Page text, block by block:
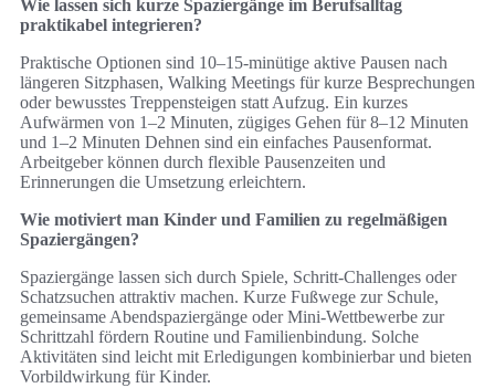
Wie lassen sich kurze Spaziergänge im Berufsalltag
praktikabel integrieren?
Praktische Optionen sind 10–15‑minütige aktive Pausen nach
längeren Sitzphasen, Walking Meetings für kurze Besprechungen
oder bewusstes Treppensteigen statt Aufzug. Ein kurzes
Aufwärmen von 1–2 Minuten, zügiges Gehen für 8–12 Minuten
und 1–2 Minuten Dehnen sind ein einfaches Pausenformat.
Arbeitgeber können durch flexible Pausenzeiten und
Erinnerungen die Umsetzung erleichtern.
Wie motiviert man Kinder und Familien zu regelmäßigen
Spaziergängen?
Spaziergänge lassen sich durch Spiele, Schritt‑Challenges oder
Schatzsuchen attraktiv machen. Kurze Fußwege zur Schule,
gemeinsame Abendspaziergänge oder Mini‑Wettbewerbe zur
Schrittzahl fördern Routine und Familienbindung. Solche
Aktivitäten sind leicht mit Erledigungen kombinierbar und bieten
Vorbildwirkung für Kinder.